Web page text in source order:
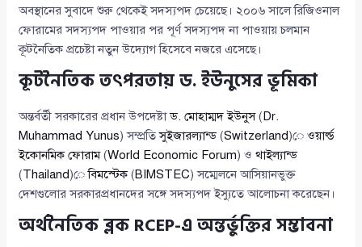
অবস্থানের সুবাদে শুরু থেকেই সদস্যপদ চেয়েছে। ২০০৬ সালে রিজিওনাল
ফোরামের সদস্যপদ পাওয়ার পর পূর্ণ সদস্যপদ না পাওয়ায় চলমান
কূটনৈতিক প্রচেষ্টা নতুন উদ্যোগ হিসেবে নজরে এসেছে।
কূটনৈতিক তৎপরতায় ড. ইউনুসের ভূমিকা
অন্তর্বর্তী সরকারের প্রধান উপদেষ্টাড. মোহাম্মদ ইউনুস( Dr.
Muhammad Yunus) সম্প্রতিসুইজারল্যান্ড(Switzerland)েওয়ার্ল্ড
ইকোনমিক ফোরাম(World Economic Forum) ওথাইল্যান্ড
(Thailand)েবিমস্টেক(BIMSTEC) সম্মেলনে আসিয়ানভুক্ত
দেশগুলোর সরকারপ্রধানদের সঙ্গে সদস্যপদ ইস্যুতে আলোচনা করেছেন।
অর্থনৈতিক ব্লক RCEP-এ অন্তর্ভুক্তির সম্ভাবনা